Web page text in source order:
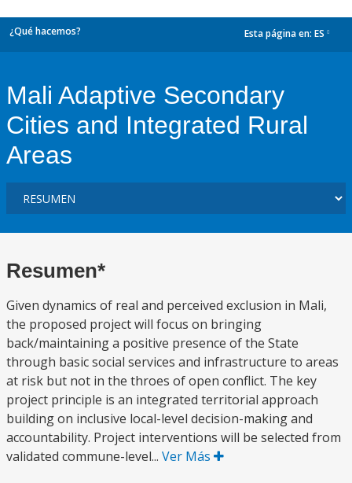
¿Qué hacemos? Esta página en: ES
Mali Adaptive Secondary
Cities and Integrated Rural
Areas
Resumen*
Given dynamics of real and perceived exclusion in Mali,
the proposed project will focus on bringing
back/maintaining a positive presence of the State
through basic social services and infrastructure to areas
at risk but not in the throes of open conflict. The key
project principle is an integrated territorial approach
building on inclusive local-level decision-making and
accountability. Project interventions will be selected from
validated commune-level... Ver Más